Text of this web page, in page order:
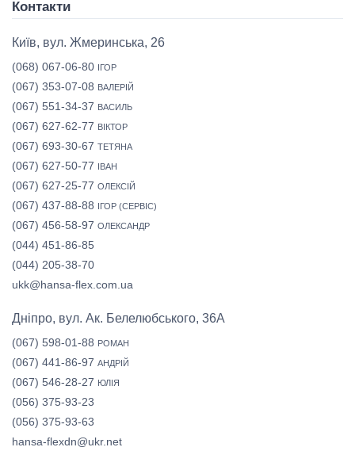
Контакти
Київ, вул. Жмеринська, 26
(068) 067-06-80 ІГОР
(067) 353-07-08 ВАЛЕРІЙ
(067) 551-34-37 ВАСИЛЬ
(067) 627-62-77 ВІКТОР
(067) 693-30-67 ТЕТЯНА
(067) 627-50-77 ІВАН
(067) 627-25-77 ОЛЕКСІЙ
(067) 437-88-88 ІГОР (СЕРВІС)
(067) 456-58-97 ОЛЕКСАНДР
(044) 451-86-85
(044) 205-38-70
ukk@hansa-flex.com.ua
Дніпро, вул. Ак. Белелюбського, 36А
(067) 598-01-88 РОМАН
(067) 441-86-97 АНДРІЙ
(067) 546-28-27 ЮЛІЯ
(056) 375-93-23
(056) 375-93-63
hansa-flexdn@ukr.net